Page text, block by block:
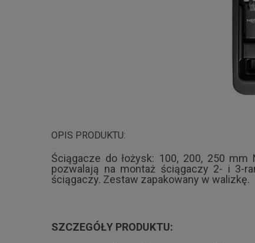
OPIS PRODUKTU:
Ściągacze do łożysk: 100, 200, 250
pozwalają na montaż ściągaczy 2- i 3-
ściągaczy. Zestaw zapakowany w walizkę.
SZCZEGÓŁY PRODUKTU: